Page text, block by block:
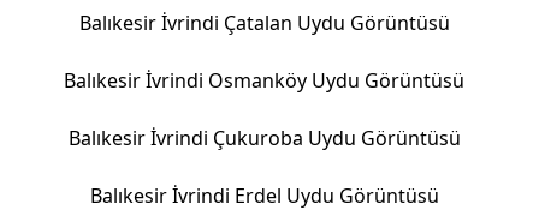
Balıkesir İvrindi Çatalan Uydu Görüntüsü
Balıkesir İvrindi Osmanköy Uydu Görüntüsü
Balıkesir İvrindi Çukuroba Uydu Görüntüsü
Balıkesir İvrindi Erdel Uydu Görüntüsü